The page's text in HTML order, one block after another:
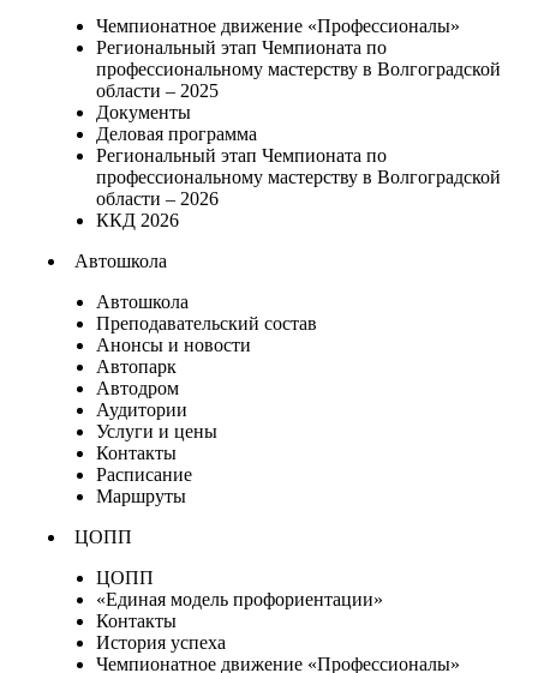
Чемпионатное движение «Профессионалы»
Региональный этап Чемпионата по
профессиональному мастерству в Волгоградской
области – 2025
Документы
Деловая программа
Региональный этап Чемпионата по
профессиональному мастерству в Волгоградской
области – 2026
ККД 2026
Автошкола
Автошкола
Преподавательский состав
Анонсы и новости
Автопарк
Автодром
Аудитории
Услуги и цены
Контакты
Расписание
Маршруты
ЦОПП
ЦОПП
«Единая модель профориентации»
Контакты
История успеха
Чемпионатное движение «Профессионалы»